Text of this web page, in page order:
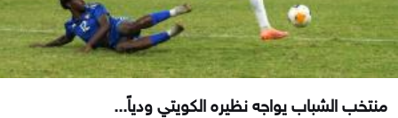
منتخب الشباب يواجه نظيره الكويتي ودياً...